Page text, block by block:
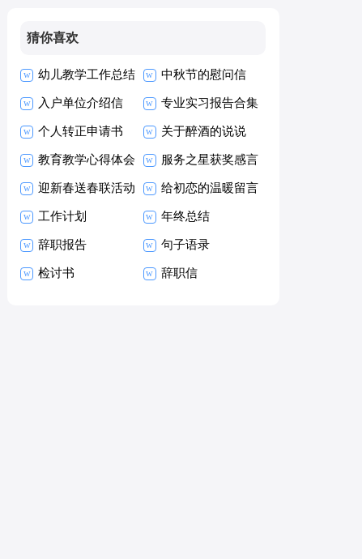
猜你喜欢
幼儿教学工作总结 中秋节的慰问信
入户单位介绍信 专业实习报告合集
15篇
个人转正申请书
(集合15篇)
关于醉酒的说说
教育教学心得体会
合集15篇
服务之星获奖感言
11篇
迎新春送春联活动
方案
给初恋的温暖留言
工作计划 年终总结
辞职报告 句子语录
检讨书 辞职信